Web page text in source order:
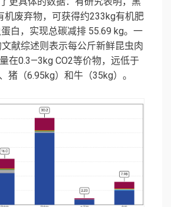
机废弃物，可获得约233kg有机肥
白，实现总碳减排 55.69 kg。一
献综述则表示每公斤新鲜昆虫肉
在0.3—3kg CO2等价物，远低于
猪（6.95kg）和牛（35kg）。